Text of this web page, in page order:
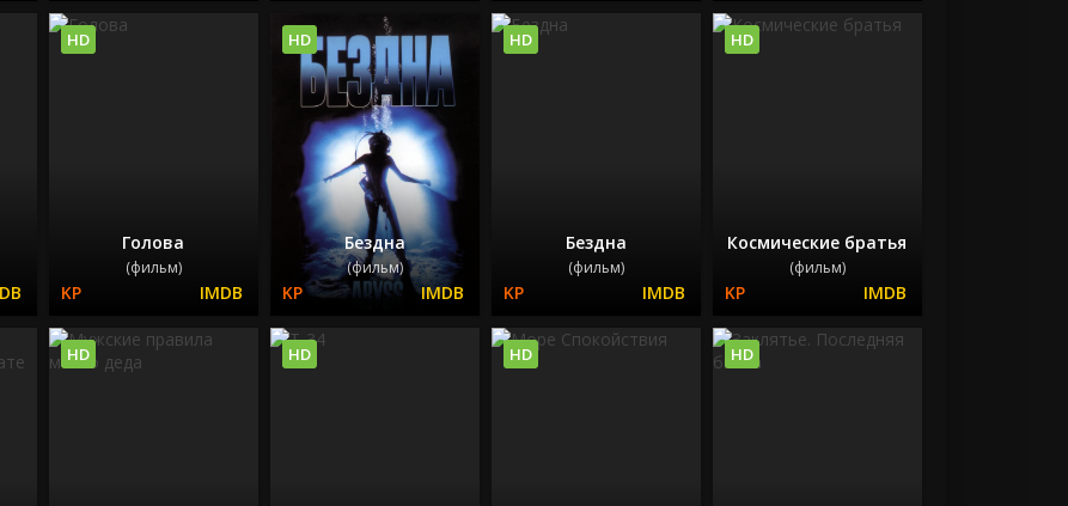
Голова
(фильм)
HD
Бездна
(фильм)
HD
Бездна
(фильм)
HD
Космические братья
(фильм)
HD
HD HD HD HD